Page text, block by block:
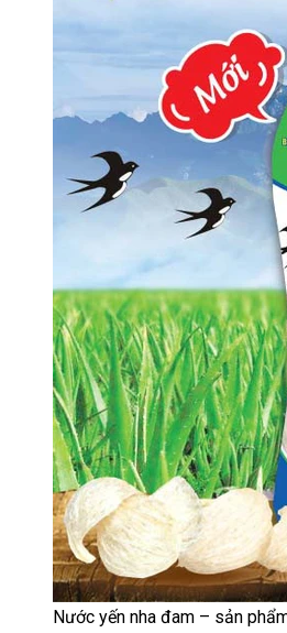
Nước yến nha đam – sản